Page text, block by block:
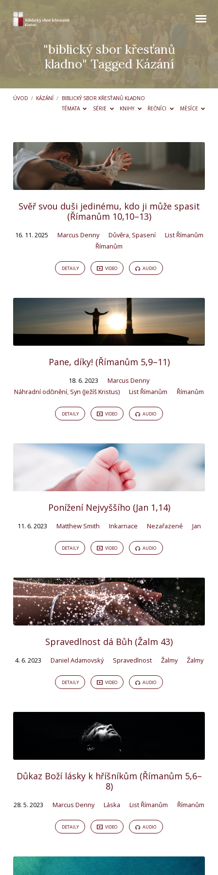
"biblický sbor křesťanů
kladno" Tagged Kázání
ÚVOD / KÁZÁNÍ / BIBLICKÝ SBOR KŘESŤANŮ KLADNO
TÉMATA
SÉRIE KNIHY ŘEČNÍCI MĚSÍCE
"biblický
sbor
křesťanů
kladno"
Kázání
Svěř svou duši jedinému, kdo ji může spasit
(Římanům 10,10–13)
16. 11. 2025 Marcus Denny Důvěra Spasení
List Římanům
Římanům
DETAILY VIDEO AUDIO
Pane, díky! (Římanům 5,9–11)
18. 6. 2023
Marcus Denny
Náhradní odčinění, Syn (Ježíš Kristus) List Římanům Římanům
DETAILY VIDEO AUDIO
Ponížení Nejvyššího (Jan 1,14)
11. 6. 2023 Matthew Smith Inkarnace Nezařazené Jan
DETAILY VIDEO AUDIO
Spravedlnost dá Bůh (Žalm 43)
4. 6. 2023 Daniel Adamovský Spravedlnost Žalmy Žalmy
DETAILY VIDEO AUDIO
Důkaz Boží lásky k hříšníkům (Římanům 5,6–
8)
28. 5. 2023 Marcus Denny Láska List Římanům Římanům
DETAILY VIDEO AUDIO